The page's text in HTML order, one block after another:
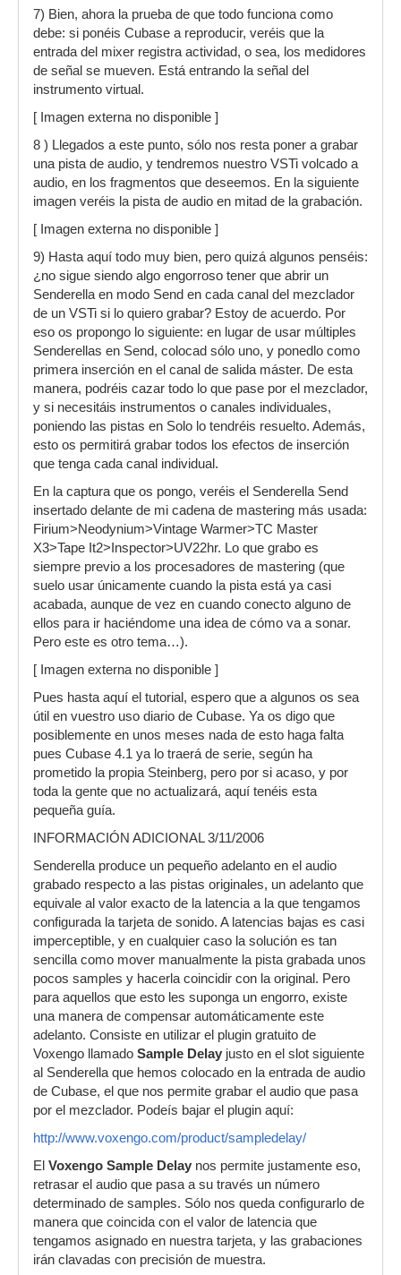
7) Bien, ahora la prueba de que todo funciona como
debe: si ponéis Cubase a reproducir, veréis que la
entrada del mixer registra actividad, o sea, los medidores
de señal se mueven. Está entrando la señal del
instrumento virtual.
[ Imagen externa no disponible ]
8 ) Llegados a este punto, sólo nos resta poner a grabar
una pista de audio, y tendremos nuestro VSTi volcado a
audio, en los fragmentos que deseemos. En la siguiente
imagen veréis la pista de audio en mitad de la grabación.
[ Imagen externa no disponible ]
9) Hasta aquí todo muy bien, pero quizá algunos penséis:
¿no sigue siendo algo engorroso tener que abrir un
Senderella en modo Send en cada canal del mezclador
de un VSTi si lo quiero grabar? Estoy de acuerdo. Por
eso os propongo lo siguiente: en lugar de usar múltiples
Senderellas en Send, colocad sólo uno, y ponedlo como
primera inserción en el canal de salida máster. De esta
manera, podréis cazar todo lo que pase por el mezclador,
y si necesitáis instrumentos o canales individuales,
poniendo las pistas en Solo lo tendréis resuelto. Además,
esto os permitirá grabar todos los efectos de inserción
que tenga cada canal individual.
En la captura que os pongo, veréis el Senderella Send
insertado delante de mi cadena de mastering más usada:
Firium>Neodynium>Vintage Warmer>TC Master
X3>Tape It2>Inspector>UV22hr. Lo que grabo es
siempre previo a los procesadores de mastering (que
suelo usar únicamente cuando la pista está ya casi
acabada, aunque de vez en cuando conecto alguno de
ellos para ir haciéndome una idea de cómo va a sonar.
Pero este es otro tema…).
[ Imagen externa no disponible ]
Pues hasta aquí el tutorial, espero que a algunos os sea
útil en vuestro uso diario de Cubase. Ya os digo que
posiblemente en unos meses nada de esto haga falta
pues Cubase 4.1 ya lo traerá de serie, según ha
prometido la propia Steinberg, pero por si acaso, y por
toda la gente que no actualizará, aquí tenéis esta
pequeña guía.
INFORMACIÓN ADICIONAL 3/11/2006
Senderella produce un pequeño adelanto en el audio
grabado respecto a las pistas originales, un adelanto que
equivale al valor exacto de la latencia a la que tengamos
configurada la tarjeta de sonido. A latencias bajas es casi
imperceptible, y en cualquier caso la solución es tan
sencilla como mover manualmente la pista grabada unos
pocos samples y hacerla coincidir con la original. Pero
para aquellos que esto les suponga un engorro, existe
una manera de compensar automáticamente este
adelanto. Consiste en utilizar el plugin gratuito de
Voxengo llamado Sample Delay justo en el slot siguiente
al Senderella que hemos colocado en la entrada de audio
de Cubase, el que nos permite grabar el audio que pasa
por el mezclador. Podeís bajar el plugin aquí:
http://www.voxengo.com/product/sampledelay/
El Voxengo Sample Delay nos permite justamente eso,
retrasar el audio que pasa a su través un número
determinado de samples. Sólo nos queda configurarlo de
manera que coincida con el valor de latencia que
tengamos asignado en nuestra tarjeta, y las grabaciones
irán clavadas con precisión de muestra.